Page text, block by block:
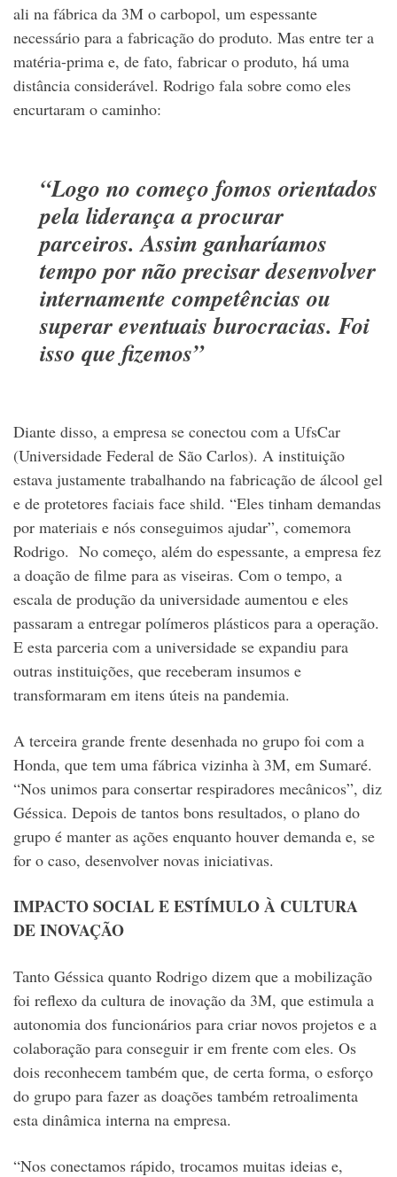
ali na fábrica da 3M o carbopol, um espessante
necessário para a fabricação do produto. Mas entre ter a
matéria-prima e, de fato, fabricar o produto, há uma
distância considerável. Rodrigo fala sobre como eles
encurtaram o caminho:
“Logo no começo fomos orientados
pela liderança a procurar
parceiros. Assim ganharíamos
tempo por não precisar desenvolver
internamente competências ou
superar eventuais burocracias. Foi
isso que fizemos”
Diante disso, a empresa se conectou com a UfsCar
(Universidade Federal de São Carlos). A instituição
estava justamente trabalhando na fabricação de álcool gel
e de protetores faciais face shild. “Eles tinham demandas
por materiais e nós conseguimos ajudar”, comemora
Rodrigo. No começo, além do espessante, a empresa fez
a doação de filme para as viseiras. Com o tempo, a
escala de produção da universidade aumentou e eles
passaram a entregar polímeros plásticos para a operação.
E esta parceria com a universidade se expandiu para
outras instituições, que receberam insumos e
transformaram em itens úteis na pandemia.
A terceira grande frente desenhada no grupo foi com a
Honda, que tem uma fábrica vizinha à 3M, em Sumaré.
“Nos unimos para consertar respiradores mecânicos”, diz
Géssica. Depois de tantos bons resultados, o plano do
grupo é manter as ações enquanto houver demanda e, se
for o caso, desenvolver novas iniciativas.
IMPACTO SOCIAL E ESTÍMULO À CULTURA
DE INOVAÇÃO
Tanto Géssica quanto Rodrigo dizem que a mobilização
foi reflexo da cultura de inovação da 3M, que estimula a
autonomia dos funcionários para criar novos projetos e a
colaboração para conseguir ir em frente com eles. Os
dois reconhecem também que, de certa forma, o esforço
do grupo para fazer as doações também retroalimenta
esta dinâmica interna na empresa.
“Nos conectamos rápido, trocamos muitas ideias e,